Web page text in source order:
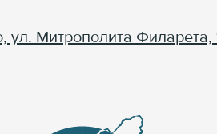
ул. Митрополита Филарета,